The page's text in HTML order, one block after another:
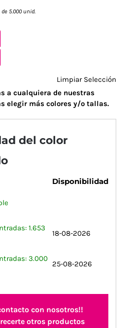
5.000 unid.
Limpiar Selección
a cualquiera de nuestras
elegir más colores y/o tallas.
del color
Disponibilidad
1.653
18-08-2026
3.000
25-08-2026
con nosotros!!
otros productos